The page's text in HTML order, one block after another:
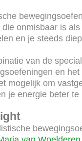
die onmisbaar is
en je steeds
van de
en
mogelijk om
je energie beter te